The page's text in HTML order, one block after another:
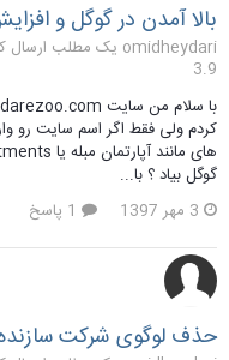
بالا آمدن در گوگل و
omidheydari یک مطلب ارسال کرد در
3.9
کردم ولی فقط اگر اسم سایت رو
گوگل بیاد ؟ با...
3 مهر 1397
حذف لوگوی شرکت